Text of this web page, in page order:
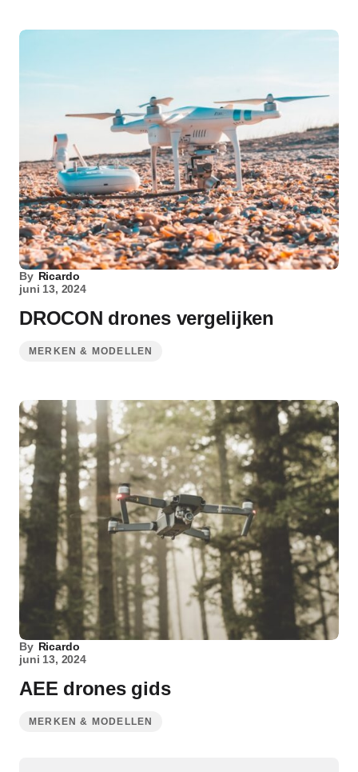
By Ricardo
juni 13, 2024
DROCON drones vergelijken
MERKEN & MODELLEN
By Ricardo
juni 13, 2024
AEE drones gids
MERKEN & MODELLEN